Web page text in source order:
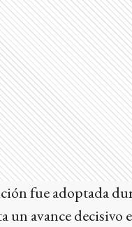
fue adoptada
un avance decisivo